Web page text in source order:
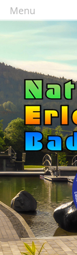
Menu